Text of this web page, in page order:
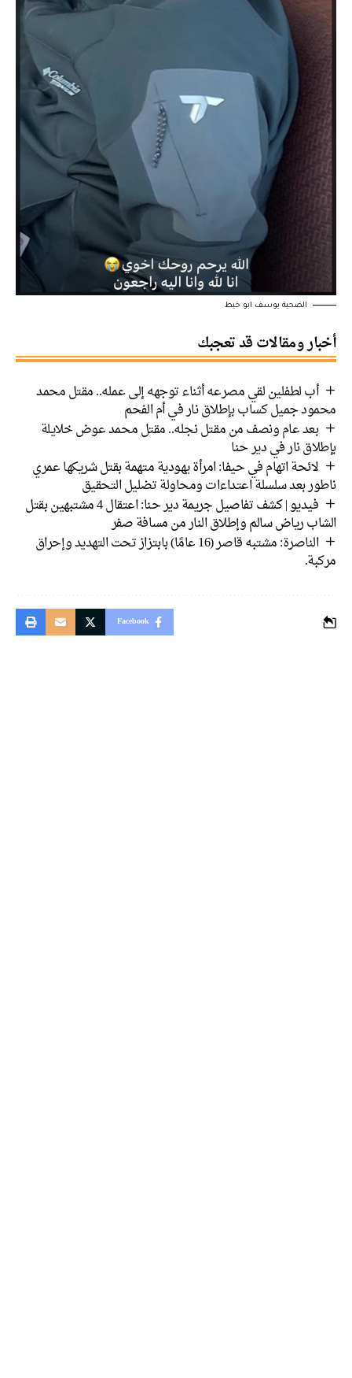
الضحية يوسف ابو خيط
ومقالات قد تعجبك
أب لطفلين لقي مصرعه أثناء توجهه إلى عمله.. مقتل محمد
جميل كساب بإطلاق نار في أم الفحم
بعد عام ونصف من مقتل نجله.. مقتل محمد عوض خلايلة
نار في دير حنا
لائحة اتهام في حيفا: امرأة يهودية متهمة بقتل شريكها عمري
بعد سلسلة اعتداءات ومحاولة تضليل التحقيق
فيديو | كشف تفاصيل جريمة دير حنا: اعتقال 4 مشتبهين بقتل
رياض سالم وإطلاق النار من مسافة صفر
الناصرة: مشتبه قاصر (16 عامًا) بابتزاز تحت التهديد وإحراق
Facebook